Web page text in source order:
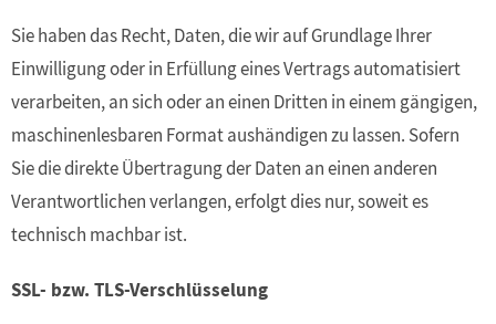
Sie haben das Recht, Daten, die wir auf Grundlage Ihrer
Einwilligung oder in Erfüllung eines Vertrags automatisiert
verarbeiten, an sich oder an einen Dritten in einem gängigen,
maschinenlesbaren Format aushändigen zu lassen. Sofern
Sie die direkte Übertragung der Daten an einen anderen
Verantwortlichen verlangen, erfolgt dies nur, soweit es
technisch machbar ist.
SSL- bzw. TLS-Verschlüsselung